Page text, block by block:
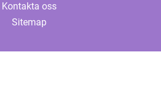
Kontakta oss
Sitemap